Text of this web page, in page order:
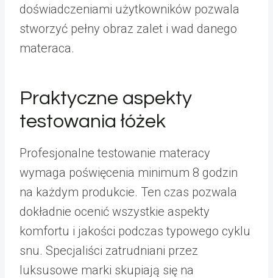
doświadczeniami użytkowników pozwala
stworzyć pełny obraz zalet i wad danego
materaca.
Praktyczne aspekty
testowania łóżek
Profesjonalne testowanie materacy
wymaga poświęcenia minimum 8 godzin
na każdym produkcie. Ten czas pozwala
dokładnie ocenić wszystkie aspekty
komfortu i jakości podczas typowego cyklu
snu. Specjaliści zatrudniani przez
luksusowe marki skupiają się na